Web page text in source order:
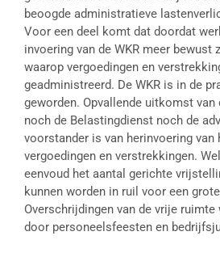
beoogde administratieve
Voor een deel komt dat doordat
invoering van de WKR meer bewust
waarop vergoedingen en
geadministreerd. De WKR is in de
geworden. Opvallende uitkomst
noch de Belastingdienst noch de
voorstander is van herinvoering van
vergoedingen en verstrekkingen.
eenvoud het aantal gerichte
kunnen worden in ruil voor een
Overschrijdingen van de vrije
door personeelsfeesten en